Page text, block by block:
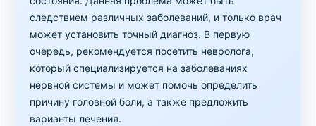
следствием различных заболеваний, и только врач
может установить точный диагноз. В первую
очередь, рекомендуется посетить невролога,
который специализируется на заболеваниях
нервной системы и может помочь определить
причину головной боли, а также предложить
варианты лечения.